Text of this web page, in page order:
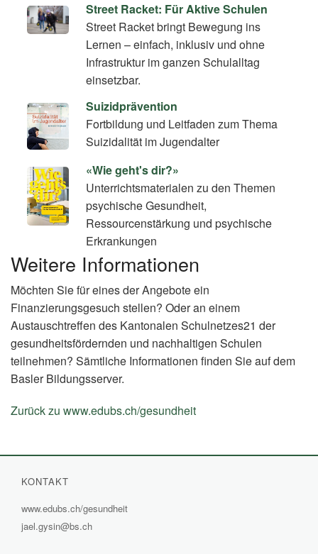
Street Racket: Für Aktive Schulen
Street Racket bringt Bewegung ins
Lernen – einfach, inklusiv und ohne
Infrastruktur im ganzen Schulalltag
einsetzbar.
Suizidprävention
Fortbildung und Leitfaden zum Thema
Suizidalität im Jugendalter
«Wie geht's dir?»
Unterrichtsmaterialen zu den Themen
psychische Gesundheit,
Ressourcenstärkung und psychische
Erkrankungen
Weitere Informationen
Möchten Sie für eines der Angebote ein
Finanzierungsgesuch stellen? Oder an einem
Austauschtreffen des Kantonalen Schulnetzes21 der
gesundheitsfördernden und nachhaltigen Schulen
teilnehmen? Sämtliche Informationen finden Sie auf dem
Basler Bildungsserver.
Zurück zu www.edubs.ch/gesundheit
KONTAKT
www.edubs.ch/gesundheit
jael.gysin@bs.ch